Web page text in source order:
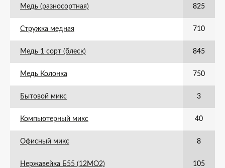
Медь (разносортная) 825
Стружка медная 710
Медь 1 сорт (блеск) 845
Медь Колонка 750
Бытовой микс 3
Компьютерный микс 40
Офисный микс 8
Нержавейка Б55 (12МО2) 105